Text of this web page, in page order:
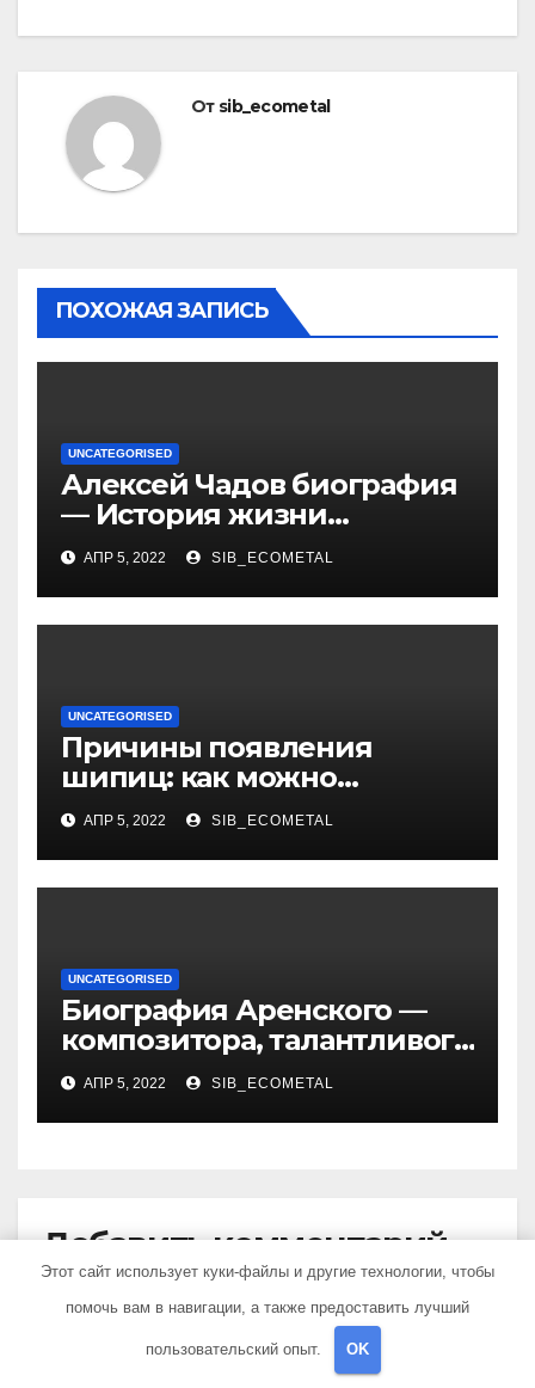
От sib_ecometal
ПОХОЖАЯ ЗАПИСЬ
UNCATEGORISED
Алексей Чадов биография
— История жизни
российского актера
АПР 5, 2022 SIB_ECOMETAL
UNCATEGORISED
Причины появления
шипиц: как можно
заразиться вирусом
АПР 5, 2022 SIB_ECOMETAL
UNCATEGORISED
Биография Аренского —
композитора, талантливого
музыканта и педагога
АПР 5, 2022 SIB_ECOMETAL
Добавить комментарий
Для отправки комментария вам необходимо
авторизоваться.
Этот сайт использует куки-файлы и другие технологии, чтобы
помочь вам в навигации, а также предоставить лучший
пользовательский опыт. OK